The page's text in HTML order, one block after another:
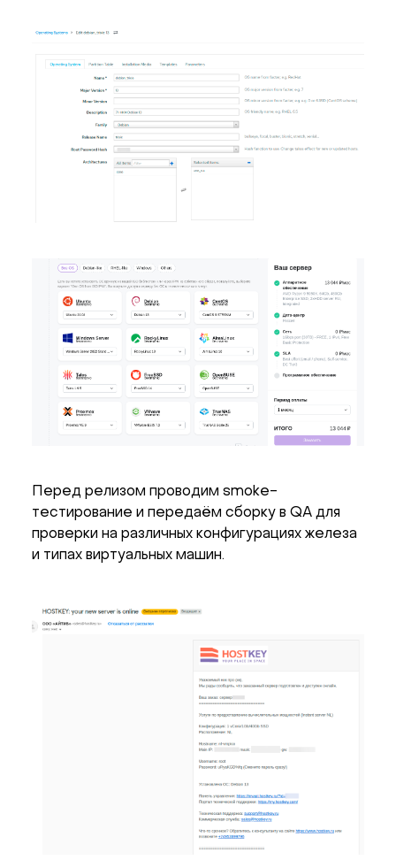
Перед релизом проводим smoke-
тестирование и передаём сборку в QA для
проверки на различных конфигурациях железа
и типах виртуальных машин.